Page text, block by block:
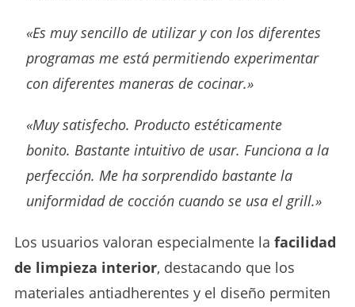
«Es muy sencillo de utilizar y con los diferentes
programas me está permitiendo experimentar
con diferentes maneras de cocinar.»
«Muy satisfecho. Producto estéticamente
bonito. Bastante intuitivo de usar. Funciona a la
perfección. Me ha sorprendido bastante la
uniformidad de cocción cuando se usa el grill.»
Los usuarios valoran especialmente la facilidad
de limpieza interior, destacando que los
materiales antiadherentes y el diseño permiten